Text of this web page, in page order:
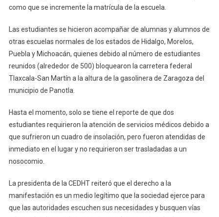
como que se incremente la matrícula de la escuela.
Las estudiantes se hicieron acompañar de alumnas y alumnos de
otras escuelas normales de los estados de Hidalgo, Morelos,
Puebla y Michoacán, quienes debido al número de estudiantes
reunidos (alrededor de 500) bloquearon la carretera federal
Tlaxcala-San Martín a la altura de la gasolinera de Zaragoza del
municipio de Panotla.
Hasta el momento, solo se tiene el reporte de que dos
estudiantes requirieron la atención de servicios médicos debido a
que sufrieron un cuadro de insolación, pero fueron atendidas de
inmediato en el lugar y no requirieron ser trasladadas a un
nosocomio.
La presidenta de la CEDHT reiteró que el derecho a la
manifestación es un medio legítimo que la sociedad ejerce para
que las autoridades escuchen sus necesidades y busquen vías